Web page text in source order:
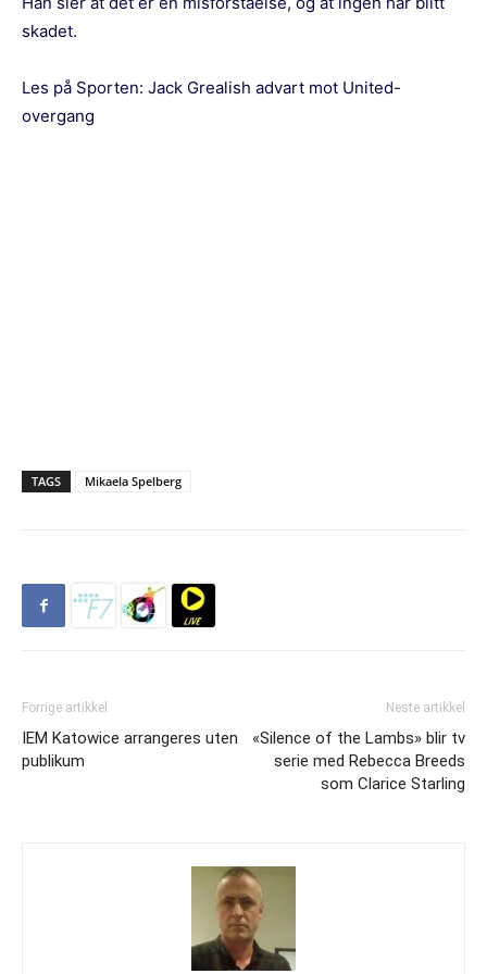
skadet.
Les på Sporten: Jack Grealish advart mot United-
overgang
TAGS Mikaela Spelberg
Forrige artikkel
IEM Katowice arrangeres uten
publikum
Neste artikkel
«Silence of the Lambs» blir tv
serie med Rebecca Breeds
som Clarice Starling